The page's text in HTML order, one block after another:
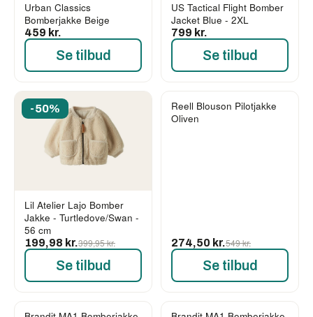
Urban Classics
Bomberjakke Beige
459 kr.
Se tilbud
US Tactical Flight Bomber
Jacket Blue - 2XL
799 kr.
Se tilbud
-50%
Lil Atelier Lajo Bomber
Jakke - Turtledove/Swan -
56 cm
199,98 kr.399,95 kr.
Se tilbud
-50%
Reell Blouson Pilotjakke
Oliven
274,50 kr.549 kr.
Se tilbud